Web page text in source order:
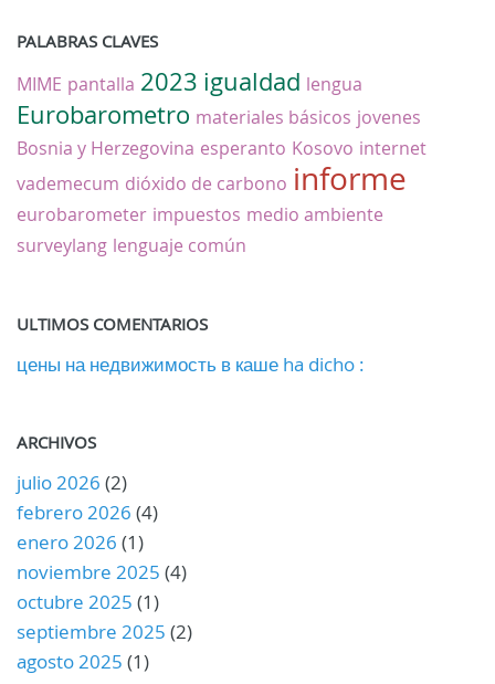
PALABRAS CLAVES
MIME pantalla 2023 igualdad lengua
Eurobarometro materiales básicos jovenes
Bosnia y Herzegovina esperanto Kosovo internet
vademecum dióxido de carbono informe
eurobarometer impuestos medio ambiente
surveylang lenguaje común
ULTIMOS COMENTARIOS
цены на недвижимость в каше ha dicho :
ARCHIVOS
julio 2026 (2)
febrero 2026 (4)
enero 2026 (1)
noviembre 2025 (4)
octubre 2025 (1)
septiembre 2025 (2)
agosto 2025 (1)